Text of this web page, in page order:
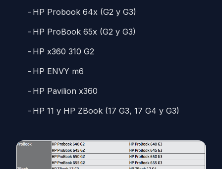
HP Probook 64x (G2 y G3)
HP ProBook 65x (G2 y G3)
HP x360 310 G2
HP ENVY m6
HP Pavilion x360
HP 11 y HP ZBook (17 G3, 17 G4 y G3)